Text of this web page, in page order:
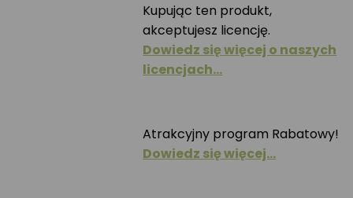
Kupując ten produkt,
akceptujesz licencję.
Dowiedz się więcej o naszych
licencjach…
Atrakcyjny program Rabatowy!
Dowiedz się więcej…